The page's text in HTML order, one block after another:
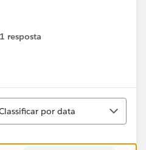
and/or know a solution?
1 resposta
por data